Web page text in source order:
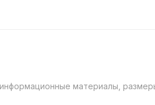
материалы,